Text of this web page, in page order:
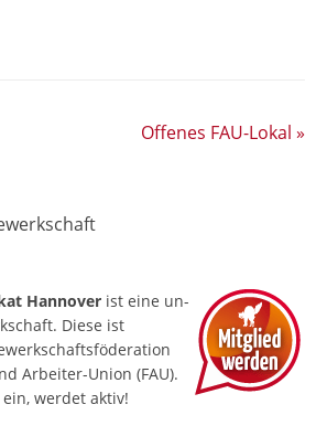
Offenes FAU-Lokal »
Hannover ist eine un­
Diese ist
Arbeiter-Union (FAU).
werdet aktiv!